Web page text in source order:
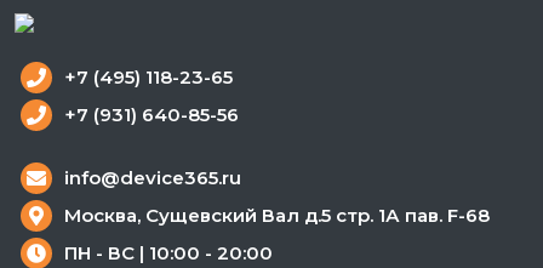
+7 (495) 118-23-65
+7 (931) 640-85-56
info@device365.ru
Москва, Сущевский Вал д.5 стр. 1А пав. F-68
ПН - ВС | 10:00 - 20:00